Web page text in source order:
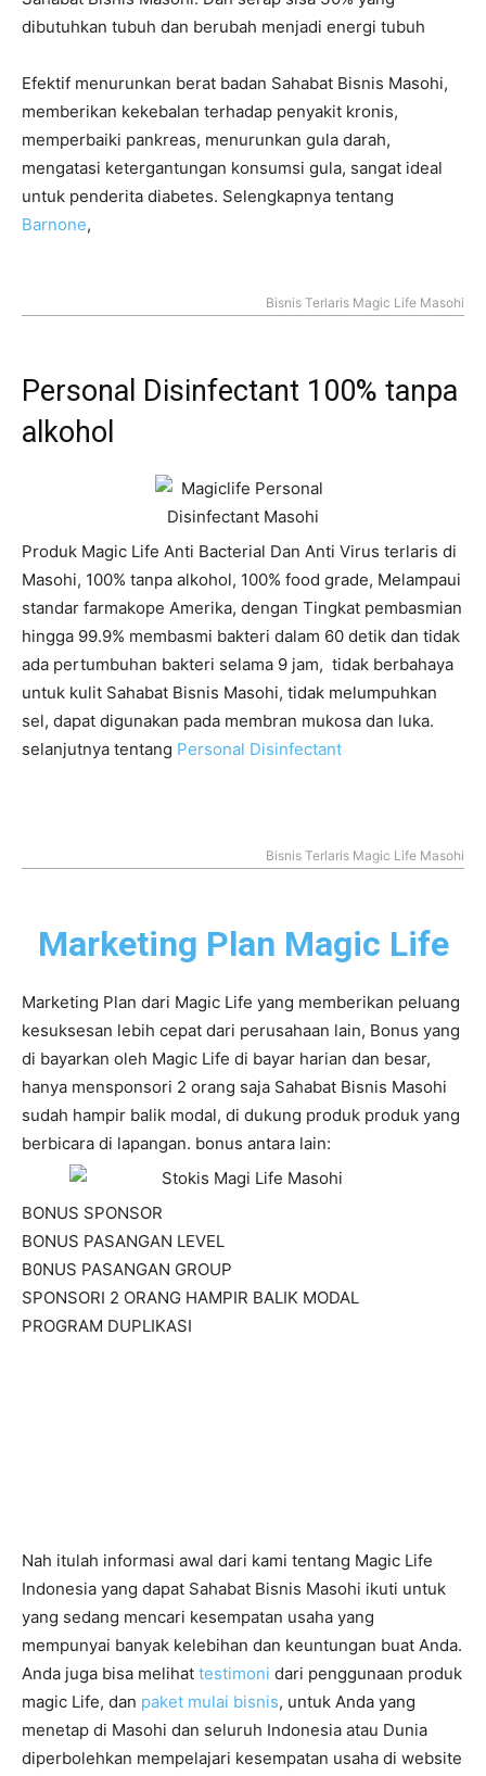
dibutuhkan tubuh dan berubah menjadi energi tubuh
Efektif menurunkan berat badan Sahabat Bisnis Masohi,
memberikan kekebalan terhadap penyakit kronis,
memperbaiki pankreas, menurunkan gula darah,
mengatasi ketergantungan konsumsi gula, sangat ideal
untuk penderita diabetes. Selengkapnya tentang
Barnone,
Bisnis Terlaris Magic Life Masohi
Personal Disinfectant 100% tanpa
alkohol
Produk Magic Life Anti Bacterial Dan Anti Virus terlaris di
Masohi, 100% tanpa alkohol, 100% food grade, Melampaui
standar farmakope Amerika, dengan Tingkat pembasmian
hingga 99.9% membasmi bakteri dalam 60 detik dan tidak
ada pertumbuhan bakteri selama 9 jam, tidak berbahaya
untuk kulit Sahabat Bisnis Masohi, tidak melumpuhkan
sel, dapat digunakan pada membran mukosa dan luka.
selanjutnya tentang Personal Disinfectant
Bisnis Terlaris Magic Life Masohi
Marketing Plan Magic Life
Marketing Plan dari Magic Life yang memberikan peluang
kesuksesan lebih cepat dari perusahaan lain, Bonus yang
di bayarkan oleh Magic Life di bayar harian dan besar,
hanya mensponsori 2 orang saja Sahabat Bisnis Masohi
sudah hampir balik modal, di dukung produk produk yang
berbicara di lapangan. bonus antara lain:
BONUS SPONSOR
BONUS PASANGAN LEVEL
B0NUS PASANGAN GROUP
SPONSORI 2 ORANG HAMPIR BALIK MODAL
PROGRAM DUPLIKASI
Nah itulah informasi awal dari kami tentang Magic Life
Indonesia yang dapat Sahabat Bisnis Masohi ikuti untuk
yang sedang mencari kesempatan usaha yang
mempunyai banyak kelebihan dan keuntungan buat Anda.
Anda juga bisa melihat testimoni dari penggunaan produk
magic Life, dan paket mulai bisnis, untuk Anda yang
menetap di Masohi dan seluruh Indonesia atau Dunia
diperbolehkan mempelajari kesempatan usaha di website